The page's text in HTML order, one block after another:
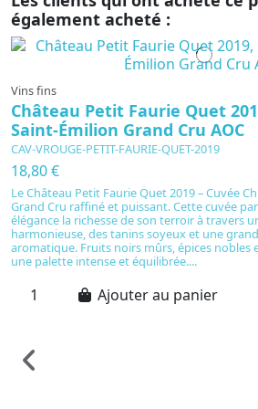
également acheté :
Vins fins
Château Petit Faurie Quet
Saint-Émilion Grand Cru AOC
CAV-VROUGE-PETIT-FAURIE-QUET-2019
18,80 €
Le Château Petit Faurie Quet 2019 – Cuvée
Grand Cru raffiné et puissant. Cette cuvée
élégance la richesse de son terroir à travers
harmonieuse, des tanins soyeux et une
aromatique. Fruits noirs mûrs, épices nobles
une palette intense et équilibrée....
Ajouter au panier